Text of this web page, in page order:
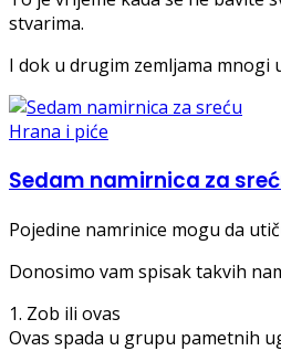
stvarima.
I dok u drugim zemljama mnogi
Hrana i piće
Sedam namirnica za
Pojedine namrinice mogu da
Donosimo vam spisak takvih
1. Zob ili ovas
Ovas spada u grupu pametnih